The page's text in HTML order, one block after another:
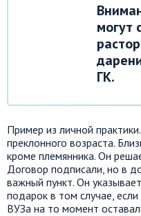
могут
ГК.
Пример из личной
преклонного возраста.
кроме племянника. Он
Договор подписали, но в
важный пункт. Он
подарок в том случае,
ВУЗа на то момент